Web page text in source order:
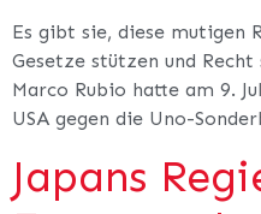
Es gibt sie, diese mutigen
Gesetze stützen und
Marco Rubio hatte am 9.
USA gegen die Uno-
Japans